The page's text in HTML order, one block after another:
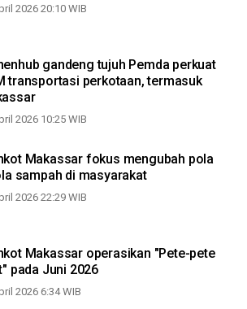
2026 20:10 WIB
gandeng tujuh Pemda perkuat
transportasi perkotaan, termasuk
2026 10:25 WIB
Makassar fokus mengubah pola
sampah di masyarakat
2026 22:29 WIB
Makassar operasikan "Pete-pete
Laut" pada Juni 2026
2026 6:34 WIB